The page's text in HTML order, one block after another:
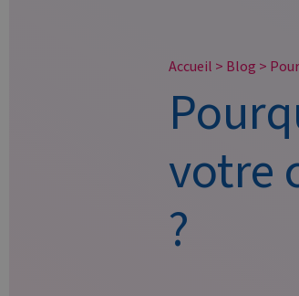
Accueil > Blog >
votre
?